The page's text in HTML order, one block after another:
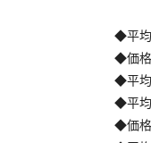
◆平均
◆価格
◆平均
◆平均
◆価格